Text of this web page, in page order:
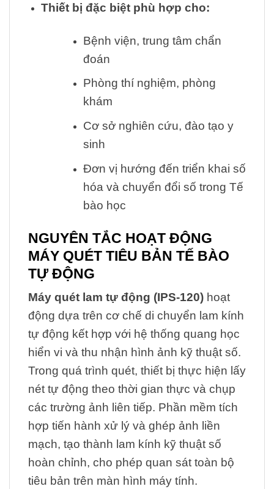
Thiết bị đặc biệt phù hợp cho:
Bệnh viện, trung tâm chẩn
đoán
Phòng thí nghiệm, phòng
khám
Cơ sở nghiên cứu, đào tạo y
sinh
Đơn vị hướng đến triển khai số
hóa và chuyển đổi số trong Tế
bào học
NGUYÊN TẮC HOẠT ĐỘNG
MÁY QUÉT TIÊU BẢN TẾ BÀO
TỰ ĐỘNG
Máy quét lam tự động (IPS-120) hoạt
động dựa trên cơ chế di chuyển lam kính
tự động kết hợp với hệ thống quang học
hiển vi và thu nhận hình ảnh kỹ thuật số.
Trong quá trình quét, thiết bị thực hiện lấy
nét tự động theo thời gian thực và chụp
các trường ảnh liên tiếp. Phần mềm tích
hợp tiến hành xử lý và ghép ảnh liền
mạch, tạo thành lam kính kỹ thuật số
hoàn chỉnh, cho phép quan sát toàn bộ
tiêu bản trên màn hình máy tính.